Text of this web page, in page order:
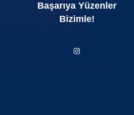
Başarıya Yüzenler
Bizimle!